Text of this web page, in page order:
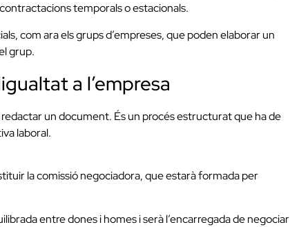
temporals o estacionals.
com ara els grups d’empreses, que poden elaborar un
grup.
a l’empresa
redactar un document. És un procés estructurat que ha de
laboral.
la comissió negociadora, que estarà formada per
entre dones i homes i serà l’encarregada de negociar